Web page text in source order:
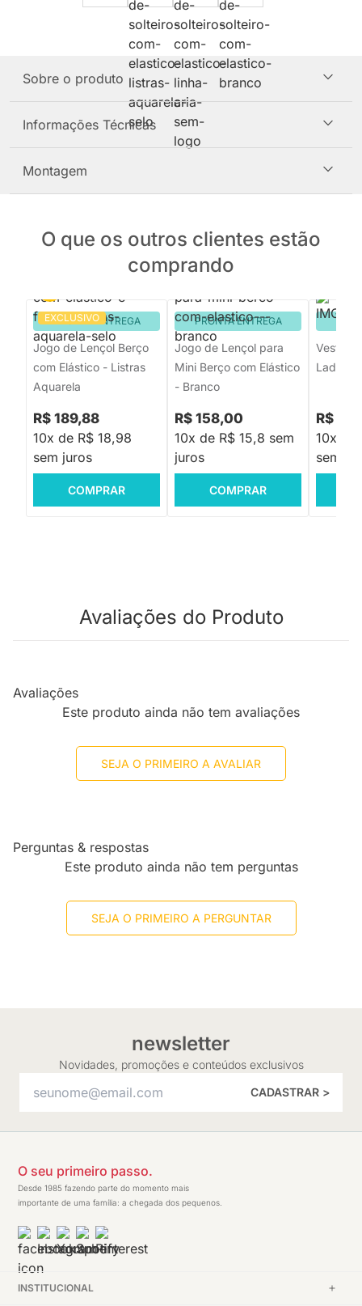
Sobre o produto
Informações Técnicas
Montagem
O que os outros clientes estão
comprando
EXCLUSIVO
PRONTA ENTREGA
Jogo de Lençol Berço
com Elástico - Listras
Aquarela
R$ 189,88
10x de R$ 18,98
sem juros
COMPRAR
PRONTA ENTREGA
Jogo de Lençol para
Mini Berço com Elástico
- Branco
R$ 158,00
10x de R$ 15,8 sem
juros
COMPRAR
Veste
Lados -
R$
10x de
sem
Avaliações do Produto
Avaliações
Este produto ainda não tem avaliações
SEJA O PRIMEIRO A AVALIAR
Perguntas & respostas
Este produto ainda não tem perguntas
SEJA O PRIMEIRO A PERGUNTAR
newsletter
Novidades, promoções e conteúdos exclusivos
CADASTRAR >
O seu primeiro passo.
Desde 1985 fazendo parte do momento mais
importante de uma família: a chegada dos pequenos.
INSTITUCIONAL